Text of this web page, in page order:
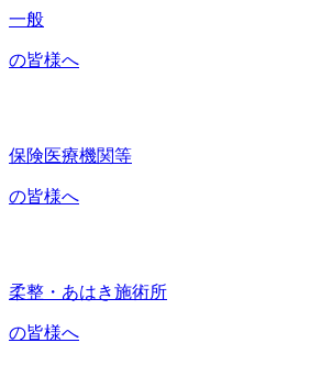
一般
の皆様へ
保険医療機関等
の皆様へ
柔整・あはき施術所
の皆様へ